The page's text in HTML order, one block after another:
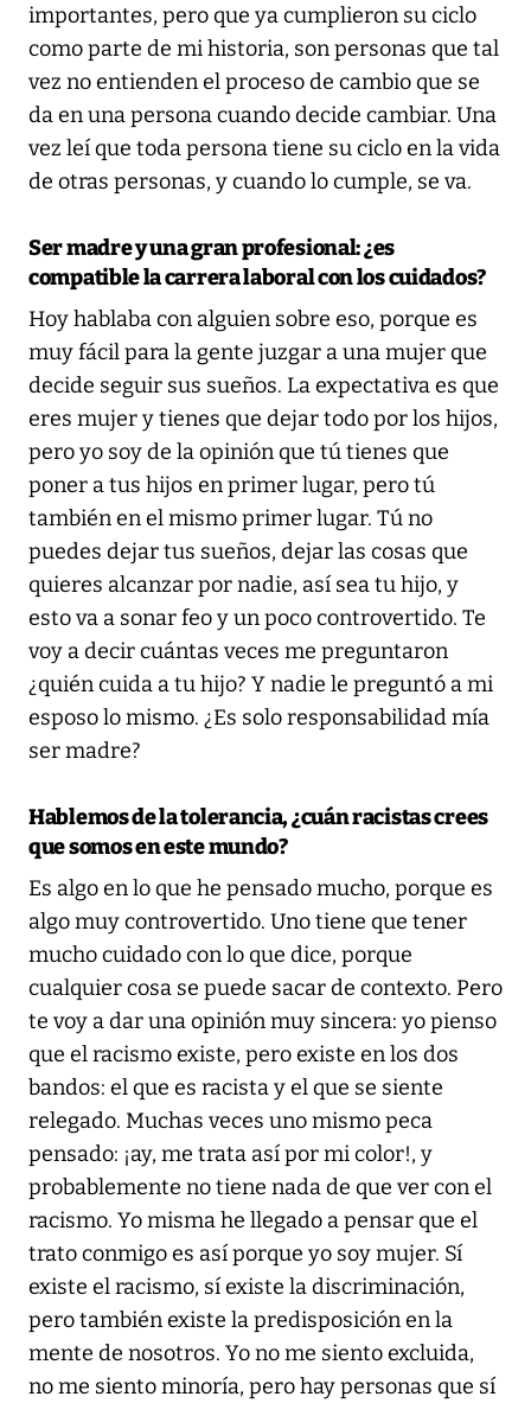
importantes, pero que ya cumplieron su ciclo
como parte de mi historia, son personas que tal
vez no entienden el proceso de cambio que se
da en una persona cuando decide cambiar. Una
vez leí que toda persona tiene su ciclo en la vida
de otras personas, y cuando lo cumple, se va.
Ser madre y una gran profesional: ¿es
compatible la carrera laboral con los cuidados?
Hoy hablaba con alguien sobre eso, porque es
muy fácil para la gente juzgar a una mujer que
decide seguir sus sueños. La expectativa es que
eres mujer y tienes que dejar todo por los hijos,
pero yo soy de la opinión que tú tienes que
poner a tus hijos en primer lugar, pero tú
también en el mismo primer lugar. Tú no
puedes dejar tus sueños, dejar las cosas que
quieres alcanzar por nadie, así sea tu hijo, y
esto va a sonar feo y un poco controvertido. Te
voy a decir cuántas veces me preguntaron
¿quién cuida a tu hijo? Y nadie le preguntó a mi
esposo lo mismo. ¿Es solo responsabilidad mía
ser madre?
Hablemos de la tolerancia, ¿cuán racistas crees
que somos en este mundo?
Es algo en lo que he pensado mucho, porque es
algo muy controvertido. Uno tiene que tener
mucho cuidado con lo que dice, porque
cualquier cosa se puede sacar de contexto. Pero
te voy a dar una opinión muy sincera: yo pienso
que el racismo existe, pero existe en los dos
bandos: el que es racista y el que se siente
relegado. Muchas veces uno mismo peca
pensado: ¡ay, me trata así por mi color!, y
probablemente no tiene nada de que ver con el
racismo. Yo misma he llegado a pensar que el
trato conmigo es así porque yo soy mujer. Sí
existe el racismo, sí existe la discriminación,
pero también existe la predisposición en la
mente de nosotros. Yo no me siento excluida,
no me siento minoría, pero hay personas que sí